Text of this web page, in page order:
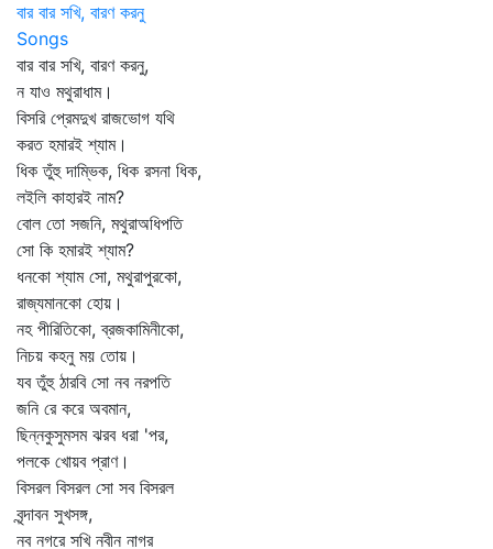
বার বার সখি, বারণ করনু
Songs
বার বার সখি, বারণ করনু,
ন যাও মথুরাধাম।
বিসরি প্রেমদুখ রাজভোগ যথি
করত হমারই শ্যাম।
ধিক তুঁহু দাম্ভিক, ধিক রসনা ধিক,
লইলি কাহারই নাম?
বোল তো সজনি, মথুরাঅধিপতি
সো কি হমারই শ্যাম?
ধনকো শ্যাম সো, মথুরাপুরকো,
রাজ্যমানকো হোয়।
নহ পীরিতিকো, ব্রজকামিনীকো,
নিচয় কহনু ময় তোয়।
যব তুঁহু ঠারবি সো নব নরপতি
জনি রে করে অবমান,
ছিন্নকুসুমসম ঝরব ধরা 'পর,
পলকে খোয়ব প্রাণ।
বিসরল বিসরল সো সব বিসরল
বৃন্দাবন সুখসঙ্গ,
নব নগরে সখি নবীন নাগর